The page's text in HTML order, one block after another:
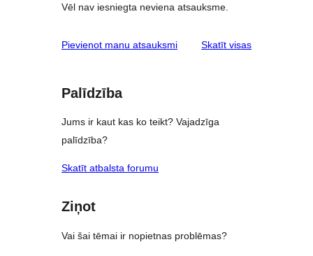
Vēl nav iesniegta neviena atsauksme.
Pievienot manu atsauksmi Skatīt visasatsauksmes
Palīdzība
Jums ir kaut kas ko teikt? Vajadzīga
palīdzība?
Skatīt atbalsta forumu
Ziņot
Vai šai tēmai ir nopietnas problēmas?